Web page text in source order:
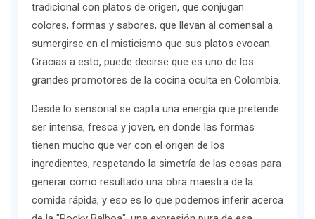
tradicional con platos de origen, que conjugan
colores, formas y sabores, que llevan al comensal a
sumergirse en el misticismo que sus platos evocan.
Gracias a esto, puede decirse que es uno de los
grandes promotores de la cocina oculta en Colombia.
Desde lo sensorial se capta una energía que pretende
ser intensa, fresca y joven, en donde las formas
tienen mucho que ver con el origen de los
ingredientes, respetando la simetría de las cosas para
generar como resultado una obra maestra de la
comida rápida, y eso es lo que podemos inferir acerca